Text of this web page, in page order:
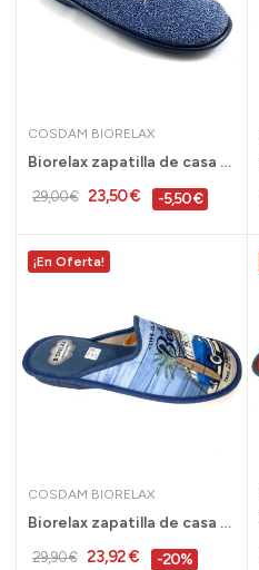
COSDAM BIORELAX
Biorelax zapatilla de casa rebajas hombre...
29,00 € 23,50 € -5,50 €
¡En Oferta!
COSDAM BIORELAX
Biorelax zapatilla de casa acolchada Chico azul...
29,90 € 23,92 € -20%